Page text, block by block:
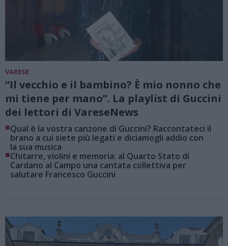
VARESE
“Il vecchio e il bambino? È mio nonno che
mi tiene per mano”. La playlist di Guccini
dei lettori di VareseNews
■Qual è la vostra canzone di Guccini? Raccontateci il
brano a cui siete più legati e diciamogli addio con
la sua musica
■Chitarre, violini e memoria: al Quarto Stato di
Cardano al Campo una cantata collettiva per
salutare Francesco Guccini